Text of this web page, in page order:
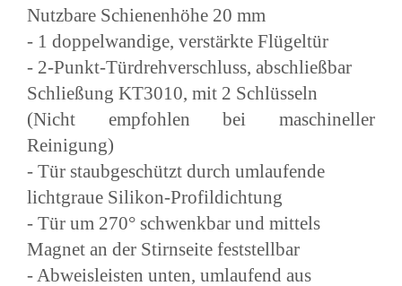
Nutzbare Schienenhöhe 20 mm
- 1 doppelwandige, verstärkte Flügeltür
- 2-Punkt-Türdrehverschluss, abschließbar
Schließung KT3010, mit 2 Schlüsseln
(Nicht empfohlen bei maschineller
Reinigung)
- Tür staubgeschützt durch umlaufende
lichtgraue Silikon-Profildichtung
- Tür um 270° schwenkbar und mittels
Magnet an der Stirnseite feststellbar
- Abweisleisten unten, umlaufend aus